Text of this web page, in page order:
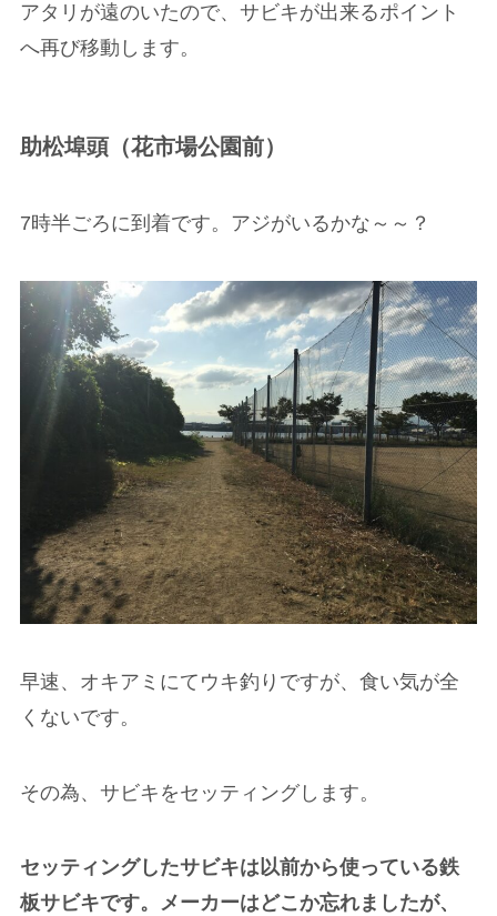
アタリが遠のいたので、サビキが出来るポイント
へ再び移動します。
助松埠頭（花市場公園前）
7時半ごろに到着です。アジがいるかな～～？
早速、オキアミにてウキ釣りですが、食い気が全
くないです。
その為、サビキをセッティングします。
セッティングしたサビキは以前から使っている鉄
板サビキです。メーカーはどこか忘れましたが、